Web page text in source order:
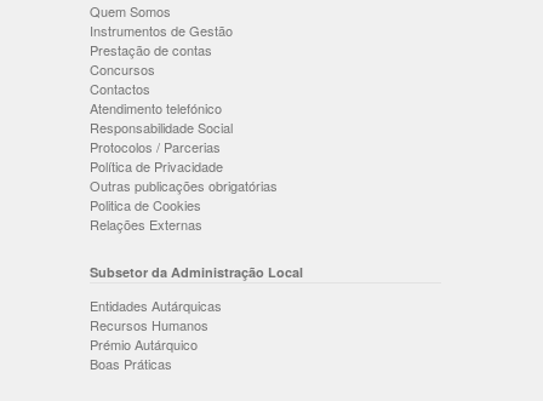
Quem Somos
Instrumentos de Gestão
Prestação de contas
Concursos
Contactos
Atendimento telefónico
Responsabilidade Social
Protocolos / Parcerias
Política de Privacidade
Outras publicações obrigatórias
Politica de Cookies
Relações Externas
Subsetor da Administração Local
Entidades Autárquicas
Recursos Humanos
Prémio Autárquico
Boas Práticas